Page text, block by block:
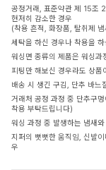
공정거래, 표준약관 제 15조
현저히 감소한 경우
(착용 흔적, 화장품, 탈취제
세탁을 하신 경우나 착용을
워싱면 종류의 제품은 워싱과
피팅만 해보신 경우라도 상품
배송 시 생긴 구김, 단추 바느
거래처 공정 과정 중 단추구
착용 부탁드립니다)
워싱 과정 중 발생하는 냄새
지퍼의 뻣뻣한 움직임, 신발
우